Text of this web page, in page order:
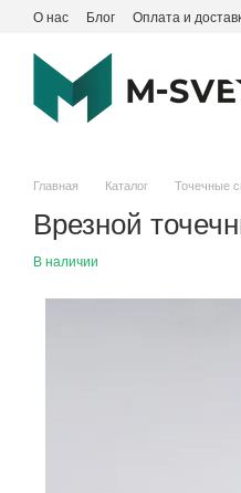
Перейти к основному контенту
О нас Блог Оплата и
Главная Каталог Точечные
Врезной
В наличии